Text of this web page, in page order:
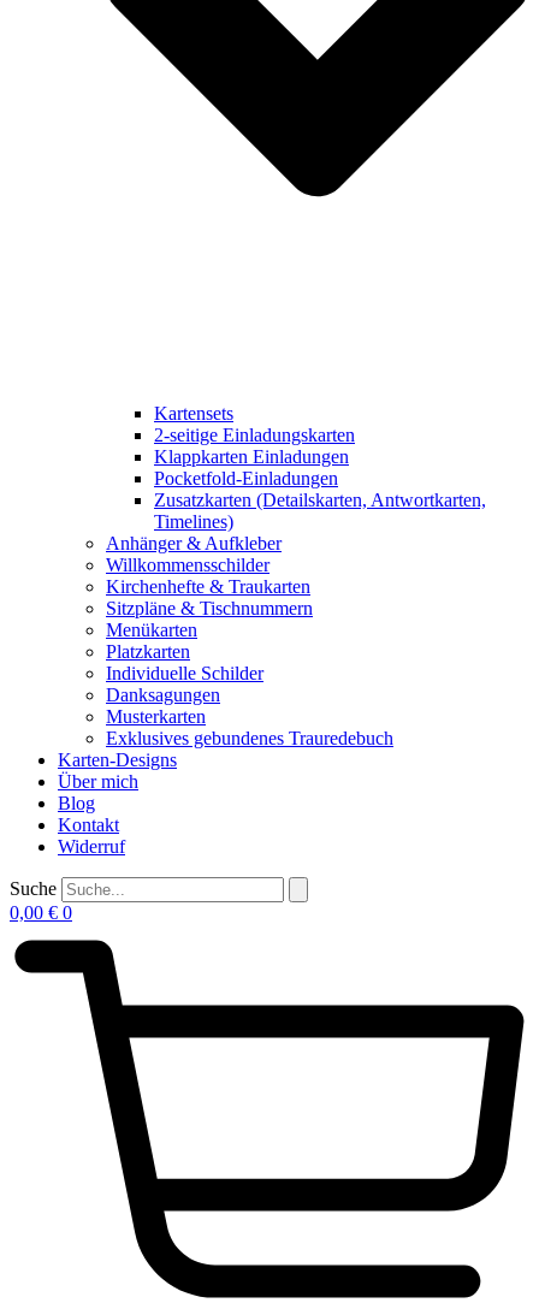
Kartensets
2-seitige Einladungskarten
Klappkarten Einladungen
Pocketfold-Einladungen
Zusatzkarten (Detailskarten, Antwortkarten,
Timelines)
Anhänger & Aufkleber
Willkommensschilder
Kirchenhefte & Traukarten
Sitzpläne & Tischnummern
Menükarten
Platzkarten
Individuelle Schilder
Danksagungen
Musterkarten
Exklusives gebundenes Trauredebuch
Karten-Designs
Über mich
Blog
Kontakt
Widerruf
Suche
0,00 € 0